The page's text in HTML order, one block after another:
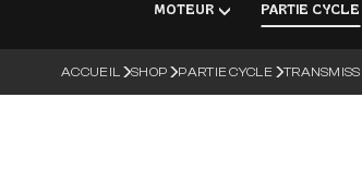
MOTEUR
MOTEUR & PIÈCES DE
PARTIE CYCLE
TRANSMISSION
ACCUEIL SHOP PARTIE CYCLE